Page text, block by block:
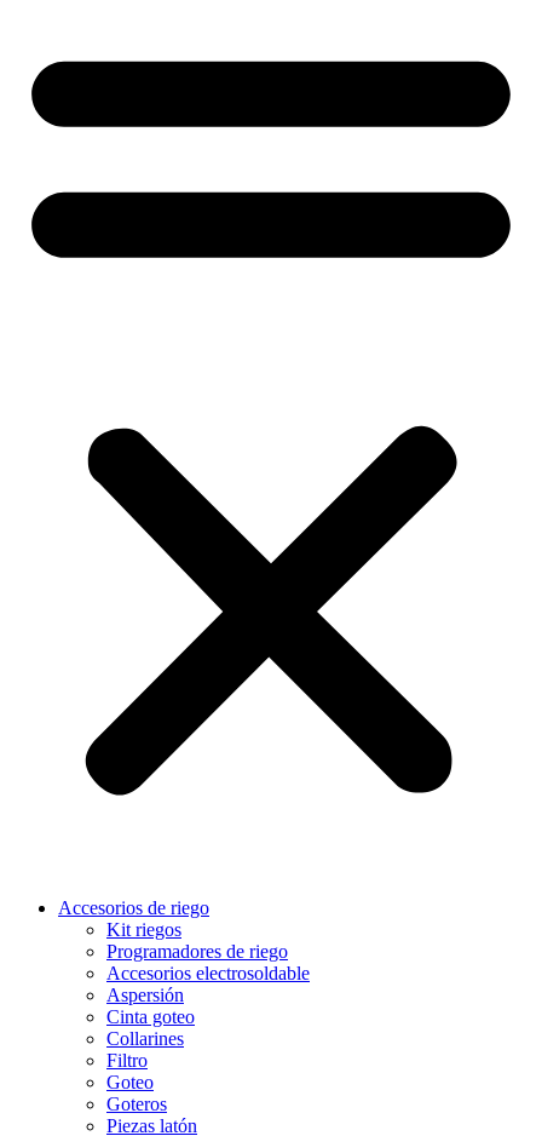
Accesorios de riego
Kit riegos
Programadores de riego
Accesorios electrosoldable
Aspersión
Cinta goteo
Collarines
Filtro
Goteo
Goteros
Piezas latón